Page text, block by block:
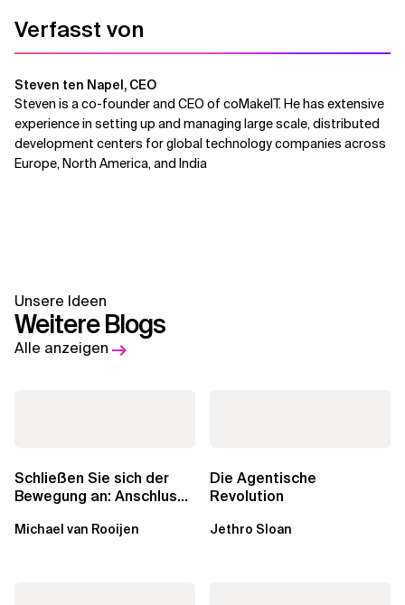
Verfasst von
Steven ten Napel, CEO
Steven is a co-founder and CEO of coMakeIT. He has extensive
experience in setting up and managing large scale, distributed
development centers for global technology companies across
Europe, North America, and India
Unsere Ideen
Weitere Blogs
Alle anzeigen
Schließen Sie sich der
Bewegung an: Anschluss
Michael van Rooijen
Die Agentische
Revolution
Jethro Sloan